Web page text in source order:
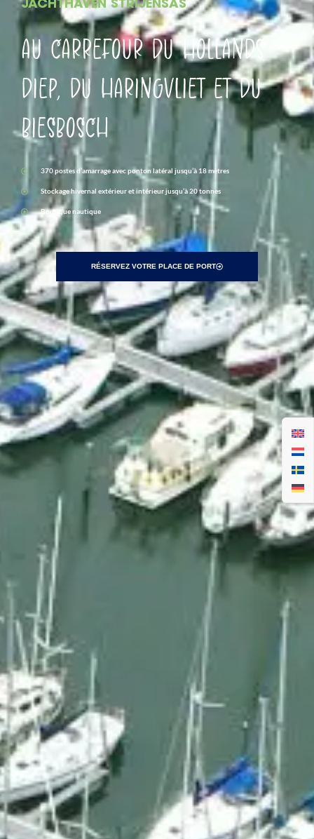
JACHTHAVEN STRIJENSAS
AU CARREFOUR DU HOLLANDS
DIEP, DU HARINGVLIET ET DU
BIESBOSCH
370 postes d’amarrage avec ponton latéral jusqu’à 18 mètres
Stockage hivernal extérieur et intérieur jusqu’à 20 tonnes
Boutique nautique
RÉSERVEZ VOTRE PLACE DE PORT